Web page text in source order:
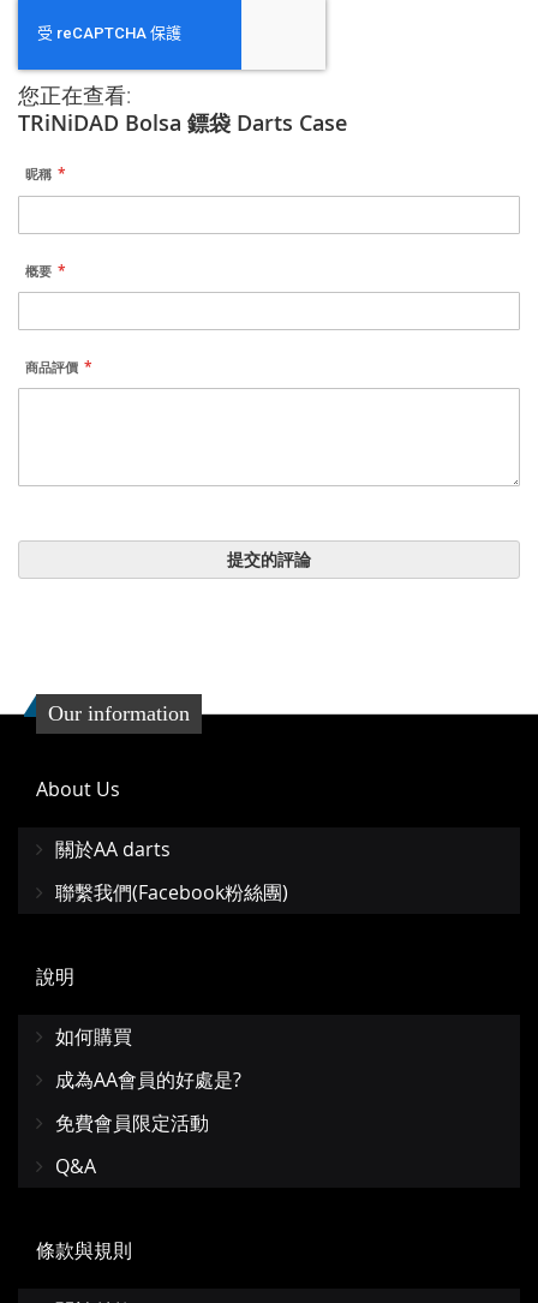
您正在查看:
TRiNiDAD Bolsa 鏢袋 Darts Case
昵稱
概要
商品評價
提交的評論
Our information
About Us
關於AA darts
聯繫我們(Facebook粉絲團)
說明
如何購買
成為AA會員的好處是?
免費會員限定活動
Q&A
條款與規則